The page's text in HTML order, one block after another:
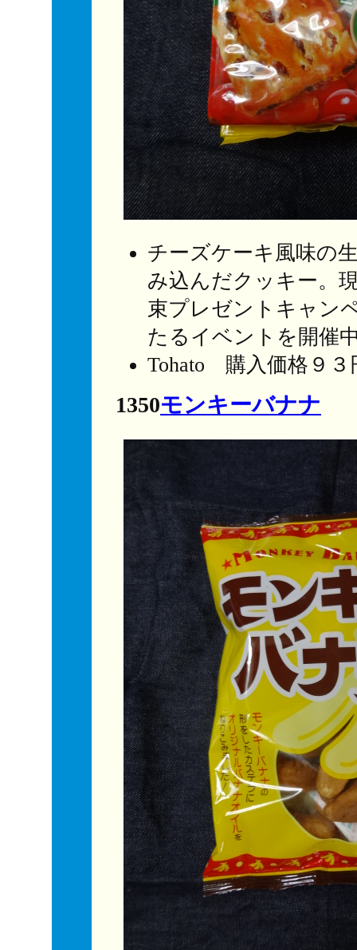
チーズケーキ風味の
み込んだクッキー。
束プレゼントキャン
たるイベントを開催
Tohato 購入価格９３
1350モンキーバナナ